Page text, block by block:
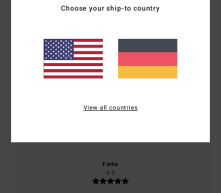
5.0/5
basierend auf1 verifizierten Bewertungen
0% unserer Kunden empfehlen dieses Produkt
Komfort
Preis-Leistungs-Verhältnis
Farbe
5.0
Choose your ship-to country
View all countries